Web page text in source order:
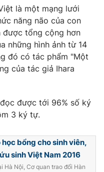
là một mạng lưới
năng não của con
được tổng cộng hơn
những hình ảnh từ 14
đó có tác phẩm "Một
của tác giả Ihara
được tới 96% số ký
3 ký tự.
bổng cho sinh viên,
sinh Việt Nam 2016
Hà Nội, Cơ quan trao đổi Hàn